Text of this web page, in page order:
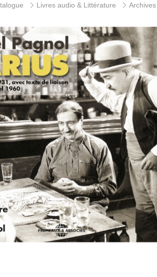
Livres audio & Littérature